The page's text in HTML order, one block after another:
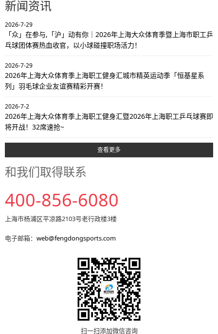
新闻资讯
2026-7-29
「众」在参与,「沪」动有你｜2026年上海大众体育季暨上海市职工乒
乓球团体赛热血收官，以小球碰撞职场活力！
2026-7-29
2026年上海大众体育季上海职工健身汇城市精英运动季「恒基星系
列」羽毛球企业友谊赛精彩开赛！
2026-7-2
2026年上海大众体育季上海职工健身汇暨2026年上海职工乒乓球赛即
将开战！32席速抢~
查看更多
和我们取得联系
400-856-6080
上海市杨浦区平凉路2103号老行政楼3楼
电子邮箱： web@fengdongsports.com
扫一扫添加微信咨询